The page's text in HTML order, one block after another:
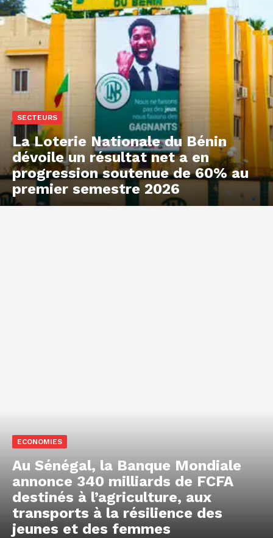
SECTEURS
La Loterie Nationale du Bénin
dévoile un résultat net a en
progression soutenue de 60% au
premier semestre 2026
ECONOMIES
Au Sénégal, la Banque Mondiale
annonce 340 milliards de FCFA
destinés à l’agriculture, aux
transports à la résilience des
jeunes et des femmes